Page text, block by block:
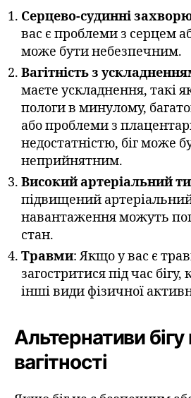
Серцево-судинні
вас є проблеми з серцем
може бути небезпечним.
Вагітність з
маєте ускладнення, такі
пологи в минулому,
або проблеми з
недостатністю, біг може
неприйнятним.
Високий артеріальний
підвищений
навантаження можуть
стан.
Травми: Якщо у вас є
загостритися під час
інші види фізичної
Альтернативи бігу
вагітності